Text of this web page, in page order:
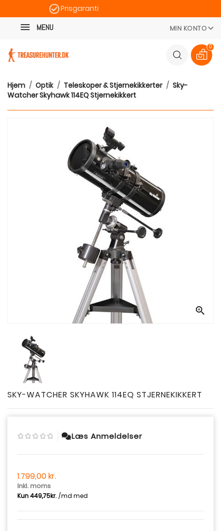
Prisgaranti
MENU MIN KONTO
0
Hjem Optik Teleskoper & Stjernekikkerter
Sky-
Watcher Skyhawk 114EQ Stjernekikkert

SKY-WATCHER SKYHAWK 114EQ STJERNEKIKKERT
Læs Anmeldelser
1.799,00 kr.
Inkl. moms